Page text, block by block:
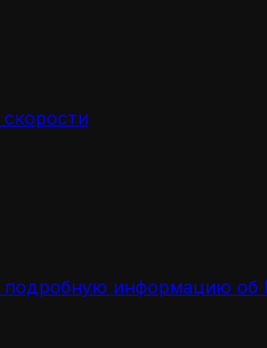
информацию об